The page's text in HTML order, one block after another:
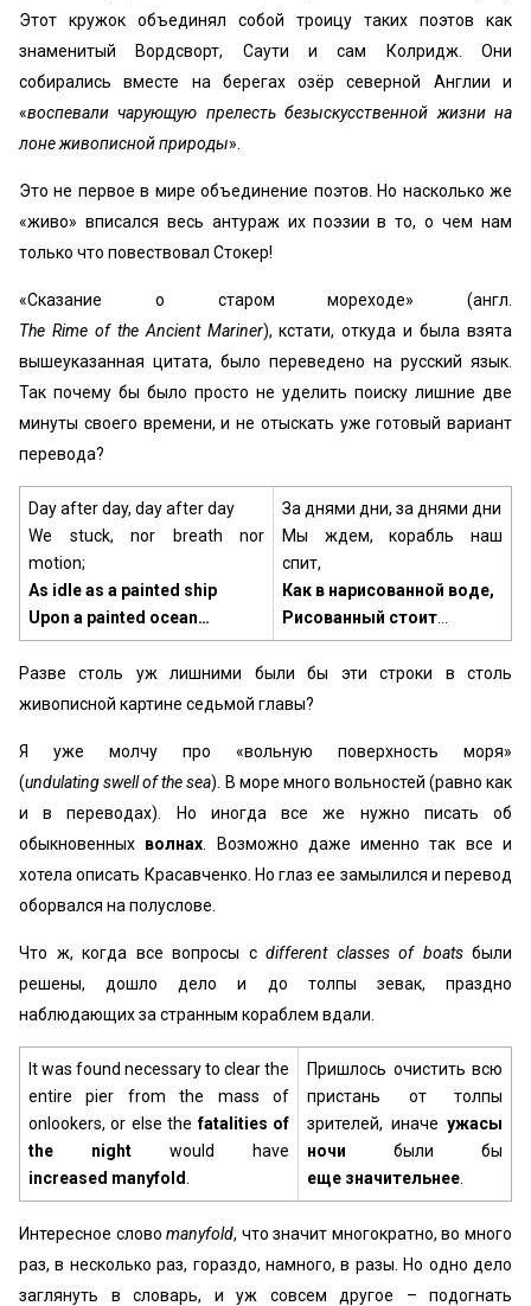
Этот кружок объединял собой троицу таких поэтов как
знаменитый Вордсворт, Саути и сам Колридж. Они
собирались вместе на берегах озёр северной Англии и
«воспевали чарующую прелесть безыскусственной жизни на
лоне живописной природы».
Это не первое в мире объединение поэтов. Но насколько же
«живо» вписался весь антураж их поэзии в то, о чем нам
только что повествовал Стокер!
«Сказание о старом мореходе» (англ.
The Rime of the Ancient Mariner), кстати, откуда и была взята
вышеуказанная цитата, было переведено на русский язык.
Так почему бы было просто не уделить поиску лишние две
минуты своего времени, и не отыскать уже готовый вариант
перевода?
Day after day, day after day
We stuck, nor breath nor
motion;
As idle as a painted ship
Upon a painted ocean…
За днями дни, за днями дни
Мы ждем, корабль наш
спит,
Как в нарисованной воде,
Рисованный стоит
Разве столь уж лишними были бы эти строки в столь
живописной картине седьмой главы?
Я уже молчу про «вольную поверхность моря»
(undulating swell of the sea). В море много вольностей (равно как
и в переводах). Но иногда все же нужно писать об
обыкновенных волнах . Возможно даже именно так все и
хотела описать Красавченко. Но глаз ее замылился и перевод
оборвался на полуслове.
Что ж, когда все вопросы с different classes of boatsбыли
решены, дошло дело и до толпы зевак, праздно
наблюдающих за странным кораблем вдали.
It was found necessary to clear the
entire pier from the mass of
onlookers, or else thefatalities of
the night would have
increased manyfold
Пришлось очистить всю
пристань от толпы
зрителей, иначе ужасы
ночи были бы
еще значительнее
Интересное словоmanyfold, что значит многократно, во много
раз, в несколько раз, гораздо, намного, в разы. Но одно дело
заглянуть в словарь, и уж совсем другое – подогнать